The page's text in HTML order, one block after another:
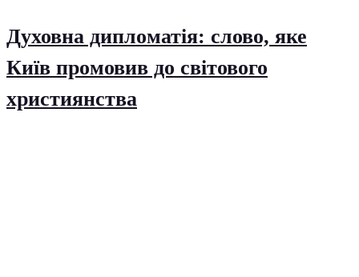
Духовна дипломатія: слово, яке
Київ промовив до світового
християнства